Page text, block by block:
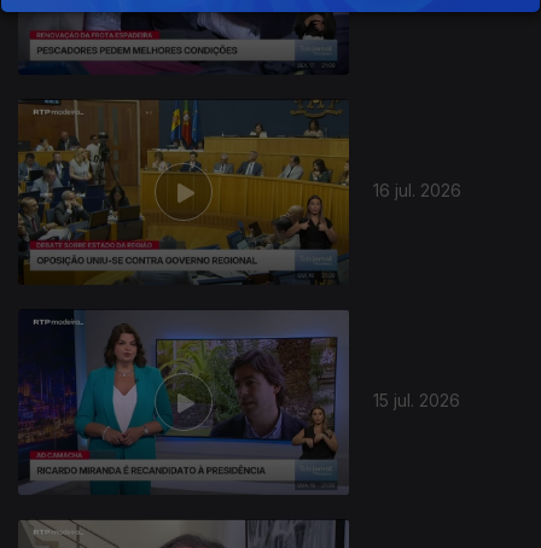
16 jul. 2026
15 jul. 2026
943002